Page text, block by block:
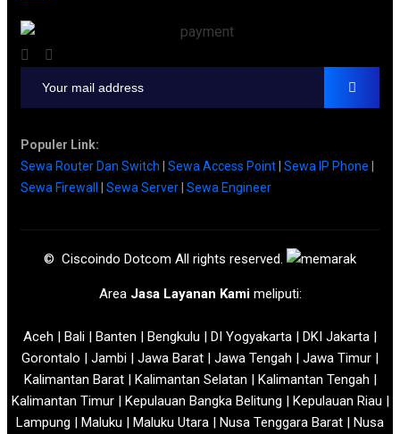
Populer Link:
Sewa Router Dan Switch
Sewa Access Point Sewa IP Phone
Sewa Firewall
Sewa Server Sewa Engineer
© Ciscoindo Dotcom All rights reserved.
Area Jasa Layanan Kamimeliputi:
Aceh | Bali | Banten | Bengkulu | DI Yogyakarta | DKI Jakarta |
Gorontalo | Jambi | Jawa Barat | Jawa Tengah | Jawa Timur |
Kalimantan Barat | Kalimantan Selatan | Kalimantan Tengah |
Kalimantan Timur | Kepulauan Bangka Belitung | Kepulauan Riau |
Lampung | Maluku | Maluku Utara | Nusa Tenggara Barat | Nusa